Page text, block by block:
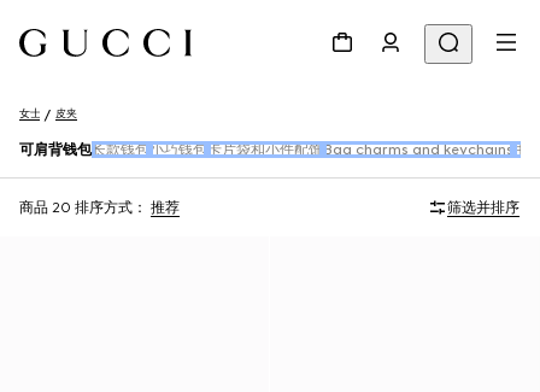
女士 皮夹
可肩背钱包长款钱包 小巧钱包 卡片袋和小件配饰 Bag charms and keychains 手
商品 20 排序方式： 推荐 筛选并排序